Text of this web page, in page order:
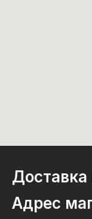
Доставка
Адрес